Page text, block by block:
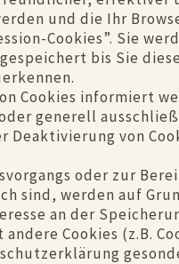
und die Ihr
Cookies”. Sie
bis Sie
Cookies informiert
generell
Deaktivierung von
oder zur
sind, werden auf
an der
Cookies (z.B.